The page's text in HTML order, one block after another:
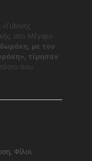
στο Μέγαρο
με τον
τίμησαν
που
, Φίλοι